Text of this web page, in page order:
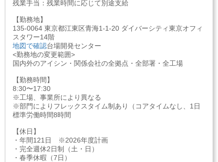
残業手当：残業時間に応じて別途支給
【勤務地】
135-0064 東京都江東区青海1-1-20 ダイバーシティ東京オフィ
スタワー14階
地図で確認台場開発センター
<勤務地の変更範囲>
国内外のアイシン・関係会社の全拠点・全部署・全工場
【勤務時間】
8:30〜17:30
※工場、事業所により異なる
※部門によりフレックスタイム制あり（コアタイムなし、1日
標準労働時間8時間
【休日】
・年間121日 ※2026年度計画
・完全週休2日制（土・日）
・春季休暇（7日）